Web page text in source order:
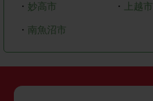
・ 妙高市 ・ 上越市
・ 南魚沼市